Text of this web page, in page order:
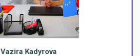
Vazira Kadyrova